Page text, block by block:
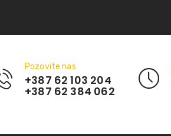
Pozovite nas
+387 62 103 204
+387 62 384 062